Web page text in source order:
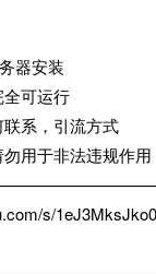
器安装
可运行
系，引流方式
用于非法违规作用
s/